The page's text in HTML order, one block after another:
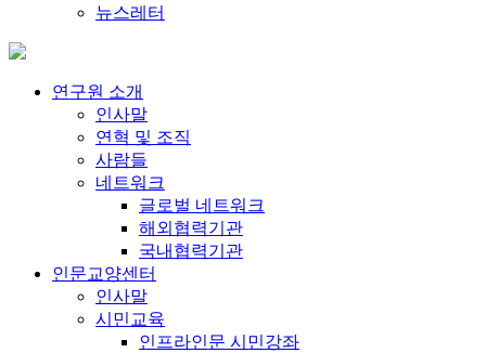
뉴스레터
연구원 소개
인사말
연혁 및 조직
사람들
네트워크
글로벌 네트워크
해외협력기관
국내협력기관
인문교양센터
인사말
시민교육
인프라인문 시민강좌